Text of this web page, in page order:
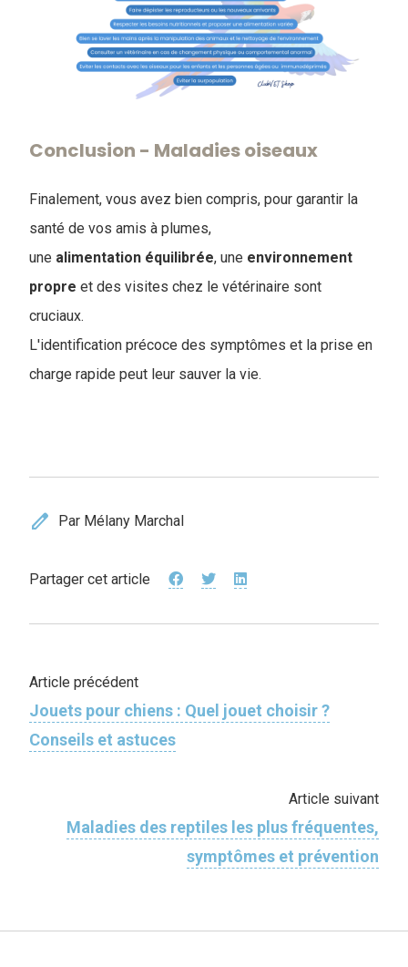
Conclusion - Maladies oiseaux
Finalement, vous avez bien compris, pour garantir la
santé de vos amis à plumes,
une alimentation équilibrée, une environnement
propre et des visites chez le vétérinaire sont
cruciaux.
L'identification précoce des symptômes et la prise en
charge rapide peut leur sauver la vie.
edit Par Mélany Marchal
Partager cet article
Article précédent
Jouets pour chiens : Quel jouet choisir ?
Conseils et astuces
Article suivant
Maladies des reptiles les plus fréquentes,
symptômes et prévention